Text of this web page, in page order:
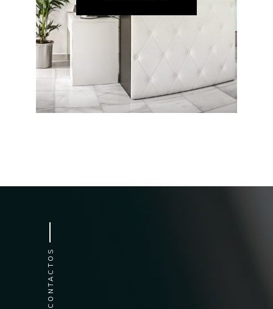
CONTACTOS